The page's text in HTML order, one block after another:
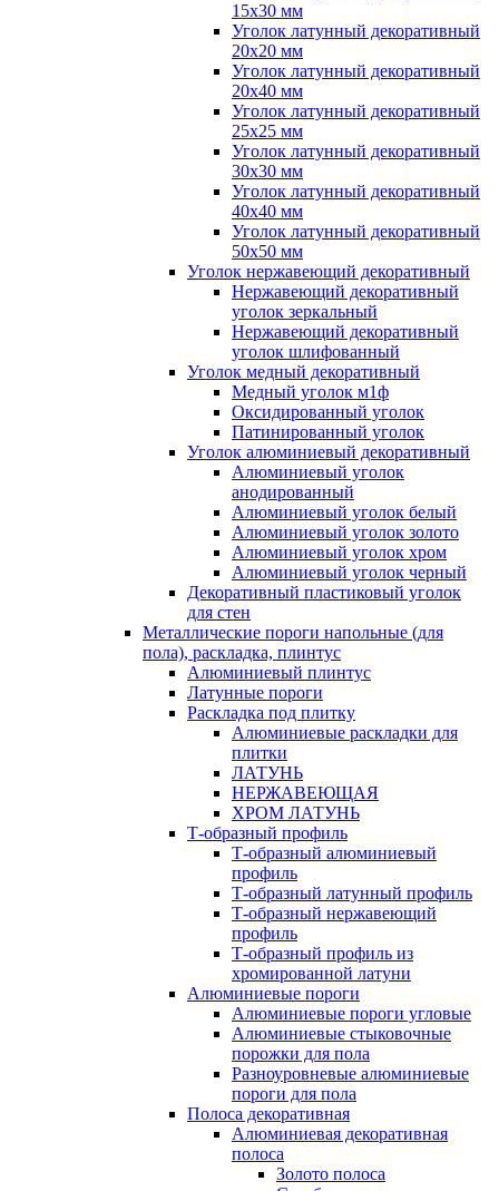
15x30 мм
Уголок латунный декоративный
20x20 мм
Уголок латунный декоративный
20x40 мм
Уголок латунный декоративный
25x25 мм
Уголок латунный декоративный
30x30 мм
Уголок латунный декоративный
40x40 мм
Уголок латунный декоративный
50x50 мм
Уголок нержавеющий декоративный
Нержавеющий декоративный
уголок зеркальный
Нержавеющий декоративный
уголок шлифованный
Уголок медный декоративный
Медный уголок м1ф
Оксидированный уголок
Патинированный уголок
Уголок алюминиевый декоративный
Алюминиевый уголок
анодированный
Алюминиевый уголок белый
Алюминиевый уголок золото
Алюминиевый уголок хром
Алюминиевый уголок черный
Декоративный пластиковый уголок
для стен
Металлические пороги напольные (для
пола), раскладка, плинтус
Алюминиевый плинтус
Латунные пороги
Раскладка под плитку
Алюминиевые раскладки для
плитки
ЛАТУНЬ
НЕРЖАВЕЮЩАЯ
ХРОМ ЛАТУНЬ
Т-образный профиль
Т-образный алюминиевый
профиль
Т-образный латунный профиль
Т-образный нержавеющий
профиль
Т-образный профиль из
хромированной латуни
Алюминиевые пороги
Алюминиевые пороги угловые
Алюминиевые стыковочные
порожки для пола
Разноуровневые алюминиевые
пороги для пола
Полоса декоративная
Алюминиевая декоративная
полоса
Золото полоса